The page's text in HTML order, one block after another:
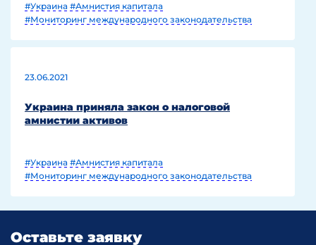
#Украина #Амнистия капитала
#Мониторинг международного законодательства
23.06.2021
Украина приняла закон о налоговой
амнистии активов
#Украина #Амнистия капитала
#Мониторинг международного законодательства
Оставьте заявку